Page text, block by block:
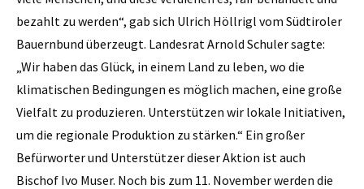
bezahlt zu werden“, gab sich Ulrich Höllrigl vom Südtiroler
Bauernbund überzeugt. Landesrat Arnold Schuler sagte:
„Wir haben das Glück, in einem Land zu leben, wo die
klimatischen Bedingungen es möglich machen, eine große
Vielfalt zu produzieren. Unterstützen wir lokale Initiativen,
um die regionale Produktion zu stärken.“ Ein großer
Befürworter und Unterstützer dieser Aktion ist auch
Bischof Ivo Muser. Noch bis zum 11. November werden die